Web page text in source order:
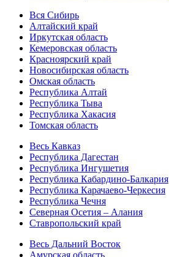
Вся Сибирь
Алтайский край
Иркутская область
Кемеровская область
Красноярский край
Новосибирская область
Омская область
Республика Алтай
Республика Тыва
Республика Хакасия
Томская область
Весь Кавказ
Республика Дагестан
Республика Ингушетия
Республика Кабардино-Балкария
Республика Карачаево-Черкесия
Республика Чечня
Северная Осетия – Алания
Ставропольский край
Весь Дальний Восток
Амурская область